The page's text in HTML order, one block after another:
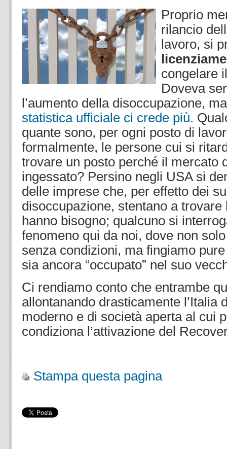
Proprio
rilancio
lavoro, si
congelare
Doveva
l’aumento della disoccupazione,
statistica ufficiale ci crede più.
quante sono, per ogni posto di
formalmente, le persone cui si
trovare un posto perché il mercato
ingessato? Persino negli USA si
delle imprese che, per effetto dei
disoccupazione, stentano a
hanno bisogno; qualcuno si
fenomeno qui da noi, dove non
senza condizioni, ma fingiamo
sia ancora “occupato” nel suo
Ci rendiamo conto che entrambe
allontanando drasticamente l’Italia
moderno e di società aperta al cui
condiziona l’attivazione del
Stampa questa pagina